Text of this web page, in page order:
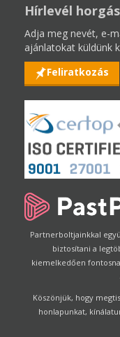
Hírlevél
Adja meg nevét, e-
ajánlatokat küldünk
Feliratkozás
Partnerboltjainkkal
biztosítani a
kiemelkedően
Köszönjük, hogy
honlapunkat,